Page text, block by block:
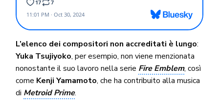
L’elenco dei compositori non accreditati è lungo:
Yuka Tsujiyoko, per esempio, non viene menzionata
nonostante il suo lavoro nella serie Fire Emblem, così
come Kenji Yamamoto, che ha contribuito alla musica
di Metroid Prime.